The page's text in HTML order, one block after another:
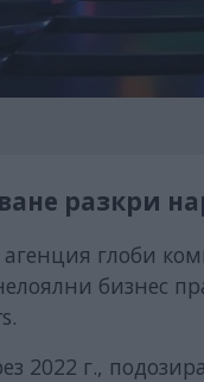
разкри
глоби
бизнес
2022 г.,